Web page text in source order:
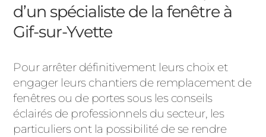
d’un spécialiste de la fenêtre à
Gif-sur-Yvette
Pour arrêter définitivement leurs choix et
engager leurs chantiers de remplacement de
fenêtres ou de portes sous les conseils
éclairés de professionnels du secteur, les
particuliers ont la possibilité de se rendre